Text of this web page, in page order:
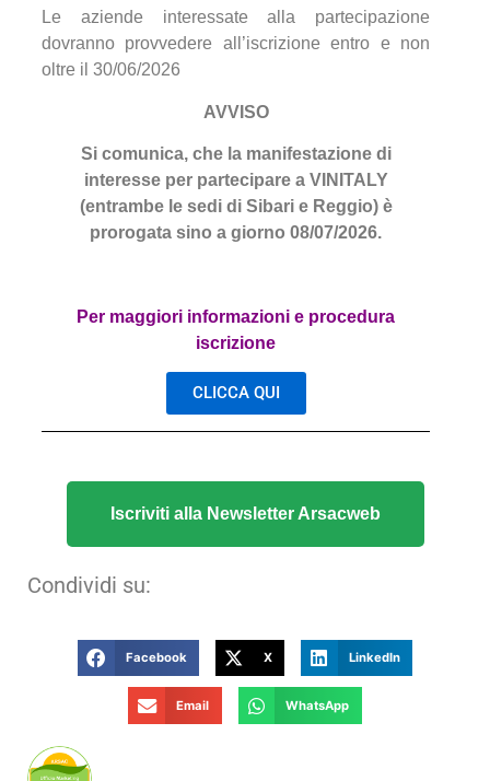
Le aziende interessate alla partecipazione
dovranno provvedere all’iscrizione entro e non
oltre il 30/06/2026
AVVISO
Si comunica, che la manifestazione di
interesse per partecipare a VINITALY
(entrambe le sedi di Sibari e Reggio) è
prorogata sino a giorno 08/07/2026.
Per maggiori informazioni e procedura
iscrizione
CLICCA QUI
Iscriviti alla Newsletter Arsacweb
Condividi su:
Facebook X LinkedIn
Email WhatsApp